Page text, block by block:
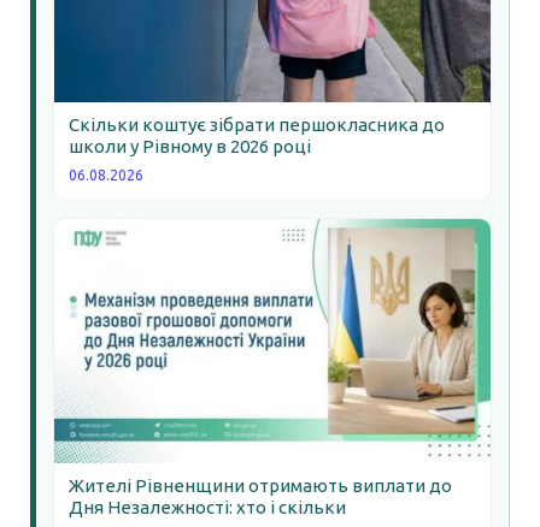
Скільки коштує зібрати першокласника до
школи у Рівному в 2026 році
06.08.2026
Жителі Рівненщини отримають виплати до
Дня Незалежності: хто і скільки